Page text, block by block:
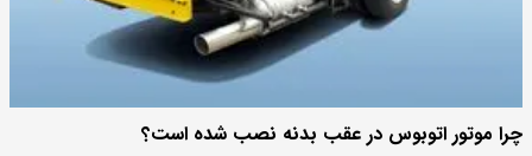
چرا موتور اتوبوس در عقب بدنه نصب شده است؟